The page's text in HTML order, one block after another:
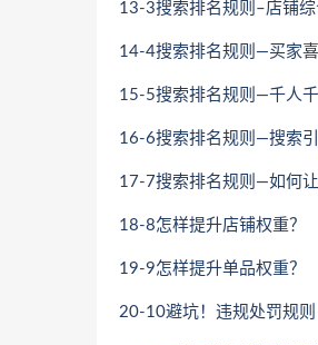
13-3搜索排名规则–店铺综
14-4搜索排名规则—买家
15-5搜索排名规则—千人
16-6搜索排名规则—搜索
17-7搜索排名规则—如何
18-8怎样提升店铺权重？
19-9怎样提升单品权重？
20-10避坑！违规处罚规则